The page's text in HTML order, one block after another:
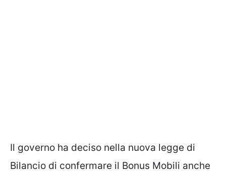
Il governo ha deciso nella nuova legge di
Bilancio di confermare il Bonus Mobili anche